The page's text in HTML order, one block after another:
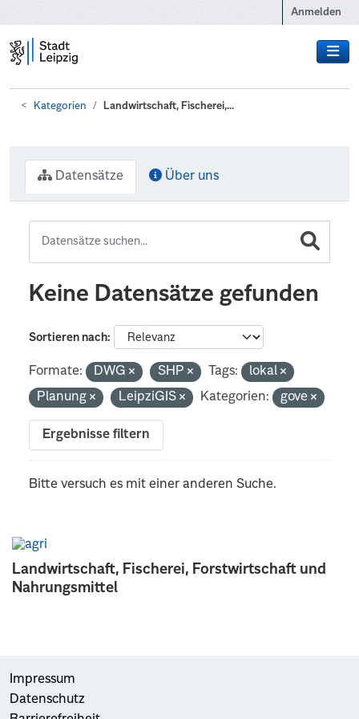
Anmelden
Kategorien Landwirtschaft, Fischerei,...
Landwirtschaft, Fischerei, Forstwirtschaft und
Nahrungsmittel
Datensätze Über uns
Keine Datensätze gefunden
Sortieren nach
Formate: DWG SHP Tags:
lokal
Planung
LeipziGIS Kategorien: gove
Ergebnisse filtern
Bitte versuch es mit einer anderen Suche.
Impressum
Datenschutz